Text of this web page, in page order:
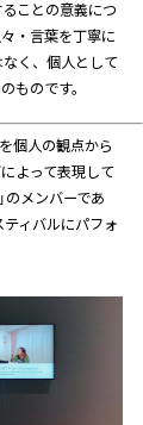
ことの意義につ
・言葉を丁寧に
なく、個人として
ものです。
個人の観点から
よって表現して
のメンバーであ
ィバルにパフォ